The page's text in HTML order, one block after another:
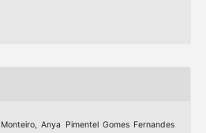
Anya Pimentel Gomes Fernandes